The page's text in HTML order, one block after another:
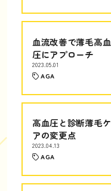
血流改善で薄毛高血
圧にアプローチ
2023.05.01
AGA
高血圧と診断薄毛ケ
アの変更点
2023.04.13
AGA